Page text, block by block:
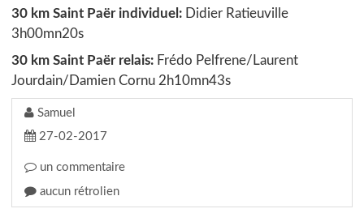
30 km Saint Paër individuel: Didier Ratieuville
3h00mn20s
30 km Saint Paër relais: Frédo Pelfrene/Laurent
Jourdain/Damien Cornu 2h10mn43s
Samuel
27-02-2017
un commentaire
aucun rétrolien